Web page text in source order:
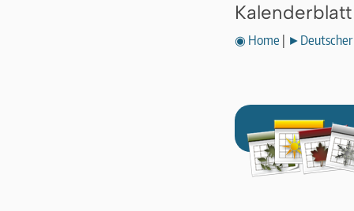
◉ Home ►Deutscher